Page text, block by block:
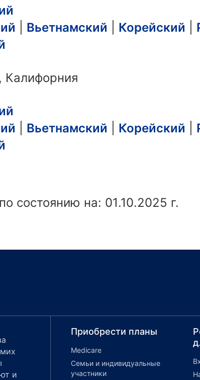
Вьетнамский Корейский
Вьетнамский Корейский
состоянию на: 01.10.2025 г.
и
Приобрести планы
Medicare
Семьи и индивидуальные
участники